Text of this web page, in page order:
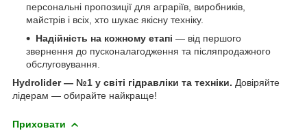
персональні пропозиції для аграріїв, виробників,
майстрів і всіх, хто шукає якісну техніку.
Надійність на кожному етапі — від першого
звернення до пусконалагодження та післяпродажного
обслуговування.
Hydrolider — №1 у світі гідравліки та техніки. Довіряйте
лідерам — обирайте найкраще!
Приховати